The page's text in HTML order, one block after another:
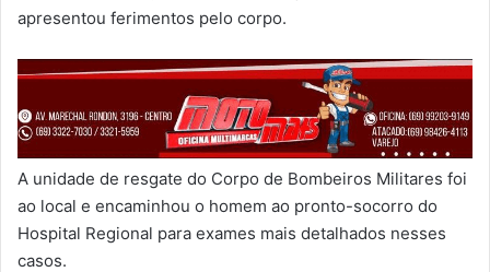
apresentou ferimentos pelo corpo.
A unidade de resgate do Corpo de Bombeiros Militares foi
ao local e encaminhou o homem ao pronto-socorro do
Hospital Regional para exames mais detalhados nesses
casos.